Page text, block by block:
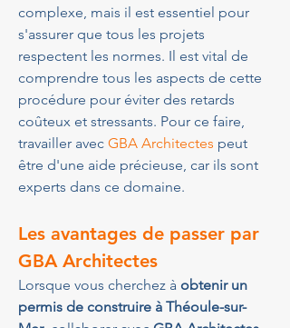
complexe, mais il est essentiel pour
s'assurer que tous les projets
respectent les normes. Il est vital de
comprendre tous les aspects de cette
procédure pour éviter des retards
coûteux et stressants. Pour ce faire,
travailler avec GBA Architectes peut
être d'une aide précieuse, car ils sont
experts dans ce domaine.
Les avantages de passer par
GBA Architectes
Lorsque vous cherchez à obtenir un
permis de construire à Théoule-sur-